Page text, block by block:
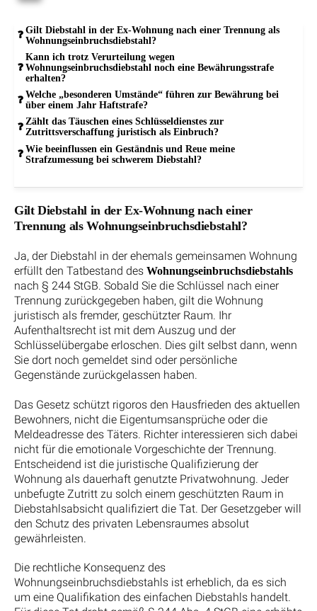
Gilt Diebstahl in der Ex-Wohnung nach einer Trennung als
Wohnungseinbruchsdiebstahl?
Kann ich trotz Verurteilung wegen
Wohnungseinbruchsdiebstahl noch eine Bewährungsstrafe
erhalten?
Welche „besonderen Umstände“ führen zur Bewährung bei
über einem Jahr Haftstrafe?
Zählt das Täuschen eines Schlüsseldienstes zur
Zutrittsverschaffung juristisch als Einbruch?
Wie beeinflussen ein Geständnis und Reue meine
Strafzumessung bei schwerem Diebstahl?
Gilt Diebstahl in der Ex-Wohnung nach einer
Trennung als Wohnungseinbruchsdiebstahl?
Ja, der Diebstahl in der ehemals gemeinsamen Wohnung
erfüllt den Tatbestand des Wohnungseinbruchsdiebstahls
nach § 244 StGB. Sobald Sie die Schlüssel nach einer
Trennung zurückgegeben haben, gilt die Wohnung
juristisch als fremder, geschützter Raum. Ihr
Aufenthaltsrecht ist mit dem Auszug und der
Schlüsselübergabe erloschen. Dies gilt selbst dann, wenn
Sie dort noch gemeldet sind oder persönliche
Gegenstände zurückgelassen haben.
Das Gesetz schützt rigoros den Hausfrieden des aktuellen
Bewohners, nicht die Eigentumsansprüche oder die
Meldeadresse des Täters. Richter interessieren sich dabei
nicht für die emotionale Vorgeschichte der Trennung.
Entscheidend ist die juristische Qualifizierung der
Wohnung als dauerhaft genutzte Privatwohnung. Jeder
unbefugte Zutritt zu solch einem geschützten Raum in
Diebstahlsabsicht qualifiziert die Tat. Der Gesetzgeber will
den Schutz des privaten Lebensraumes absolut
gewährleisten.
Die rechtliche Konsequenz des
Wohnungseinbruchsdiebstahls ist erheblich, da es sich
um eine Qualifikation des einfachen Diebstahls handelt.